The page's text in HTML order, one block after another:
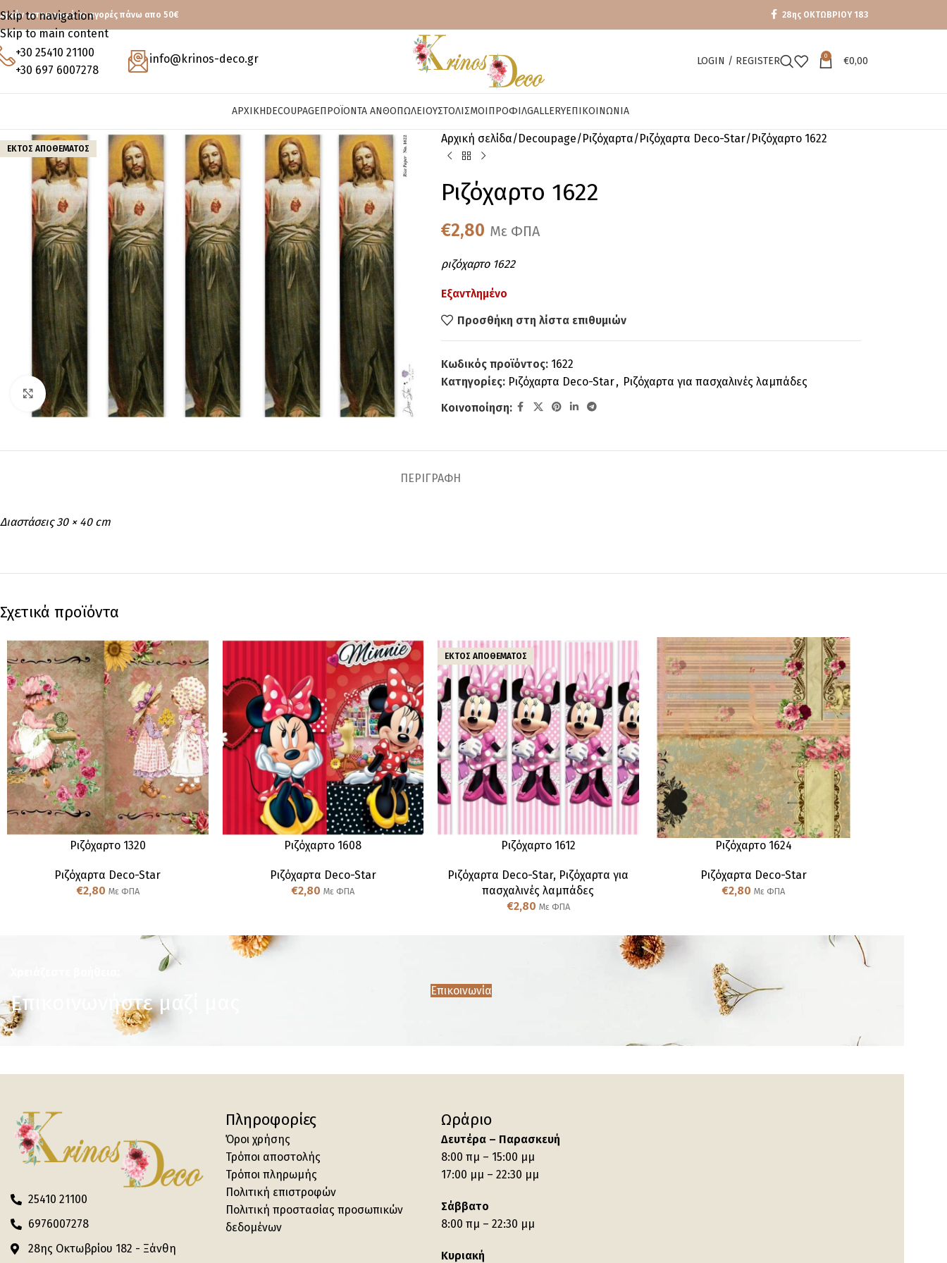
Skip to navigation
Skip to main content
μεταφορικά με αγορές πάνω απο 50€ 28ης ΟΚΤΩΒΡΙΟΥ 183
+30 25410 21100
+30 697 6007278
info@krinos-deco.gr LOGIN / REGISTER 0 €0,00
ΑΡΧΙΚΉDECOUPAGEΠΡΟΪΌΝΤΑ ΑΝΘΟΠΩΛΕΊΟΥΣΤΟΛΙΣΜΟΊΠΡΟΦΊΛGALLERYΕΠΙΚΟΙΝΩΝΊΑ
ΕΚΤΌΣ ΑΠΟΘΈΜΑΤΟΣ
Click to enlarge
Αρχική σελίδα Decoupage Ριζόχαρτα Ριζόχαρτα Deco-Star Ριζόχαρτο 1622
Ριζόχαρτο 1622
€2,80 Με ΦΠΑ
ριζόχαρτο 1622
Εξαντλημένο
Προσθήκη στη λίστα επιθυμιών
Κωδικός προϊόντος: 1622
Κατηγορίες: Ριζόχαρτα Deco-Star, Ριζόχαρτα για πασχαλινές λαμπάδες
Κοινοποίηση:
ΠΕΡΙΓΡΑΦΉ
Διαστάσεις 30 × 40 cm
Σχετικά προϊόντα
Ριζόχαρτο 1320
Ριζόχαρτα Deco-Star
€2,80 Με ΦΠΑ
Ριζόχαρτο 1608
Ριζόχαρτα Deco-Star
€2,80 Με ΦΠΑ
ΕΚΤΌΣ ΑΠΟΘΈΜΑΤΟΣ
Ριζόχαρτο 1612
Ριζόχαρτα Deco-Star, Ριζόχαρτα για
πασχαλινές λαμπάδες
€2,80 Με ΦΠΑ
Ριζόχαρτο 1624
Ριζόχαρτα Deco-Star
€2,80 Με ΦΠΑ
Επικοινωνήστε μαζί μας Επικοινωνία
25410 21100
6976007278
28ης Οκτωβρίου 182 - Ξάνθη
Πληροφορίες
Όροι χρήσης
Τρόποι αποστολής
Τρόποι πληρωμής
Πολιτική επιστροφών
Πολιτική προστασίας προσωπικών
δεδομένων
Ωράριο
Δευτέρα – Παρασκευή
8:00 πμ – 15:00 μμ
17:00 μμ – 22:30 μμ
Σάββατο
8:00 πμ – 22:30 μμ
Κυριακή